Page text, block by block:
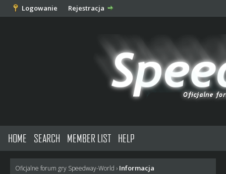
Logowanie Rejestracja
HOME SEARCH MEMBER LIST HELP
Oficjalne forum gry Speedway-World › Informacja